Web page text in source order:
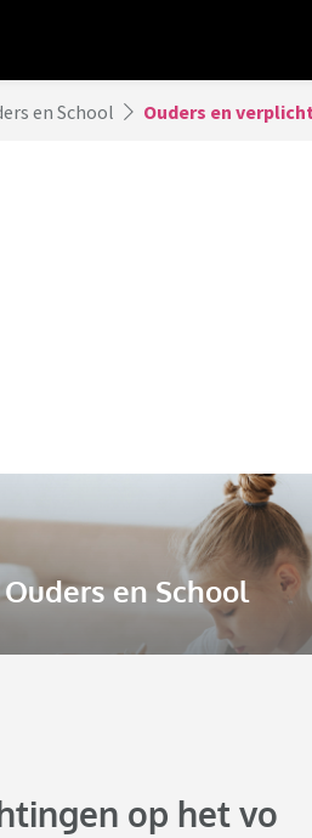
en School Ouders en
Ouders en School
op het vo